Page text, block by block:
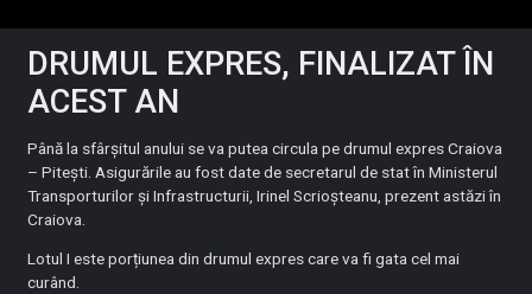
DRUMUL EXPRES, FINALIZAT ÎN
ACEST AN
Până la sfârșitul anului se va putea circula pe drumul expres Craiova
– Pitești. Asigurările au fost date de secretarul de stat în Ministerul
Transporturilor și Infrastructurii, Irinel Scrioșteanu, prezent astăzi în
Craiova.
Lotul I este porțiunea din drumul expres care va fi gata cel mai
curând.